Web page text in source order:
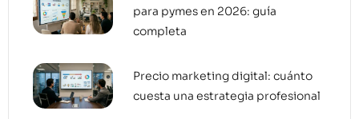
para pymes en 2026: guía
completa
Precio marketing digital: cuánto
cuesta una estrategia profesional